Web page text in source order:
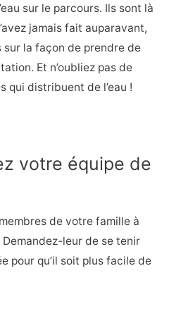
sur le parcours. Ils sont là
jamais fait auparavant,
la façon de prendre de
Et n’oubliez pas de
qui distribuent de l’eau !
votre équipe de
de votre famille à
leur de se tenir
pour qu’il soit plus facile de